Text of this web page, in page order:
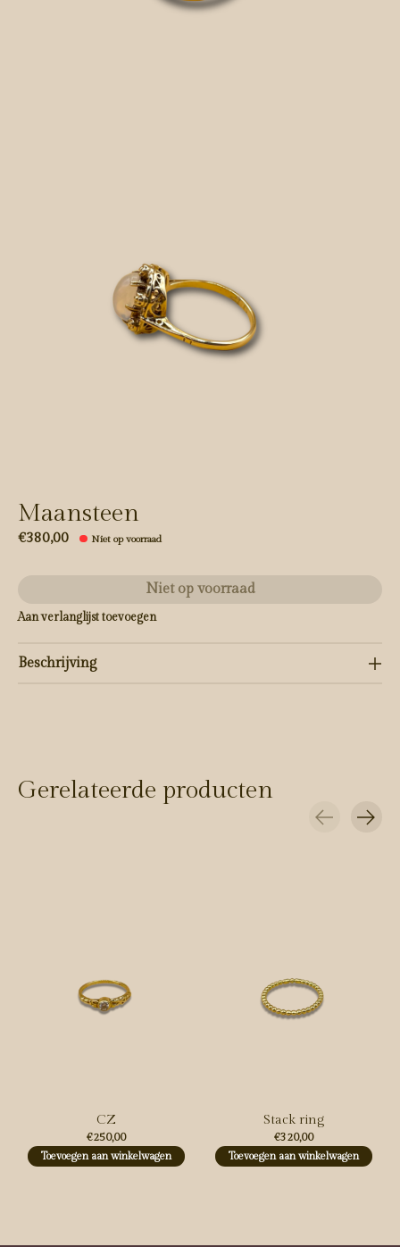
Maansteen
€380,00 Niet op voorraad
Niet op voorraad
Aan verlanglijst toevoegen
Beschrijving
Gerelateerde producten
CZ
€250,00
Toevoegen aan winkelwagen
Stack ring
€320,00
Toevoegen aan winkelwagen